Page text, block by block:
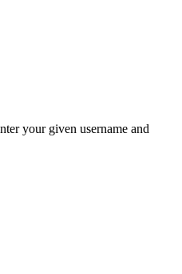
your given username and